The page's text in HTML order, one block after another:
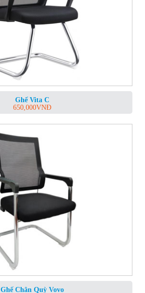
Ghế Vita C
650,000VNĐ
Ghế Chân Quỳ Vovo